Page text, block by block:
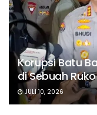
Korupsi Batu
di Sebuah
JULI 10, 2026